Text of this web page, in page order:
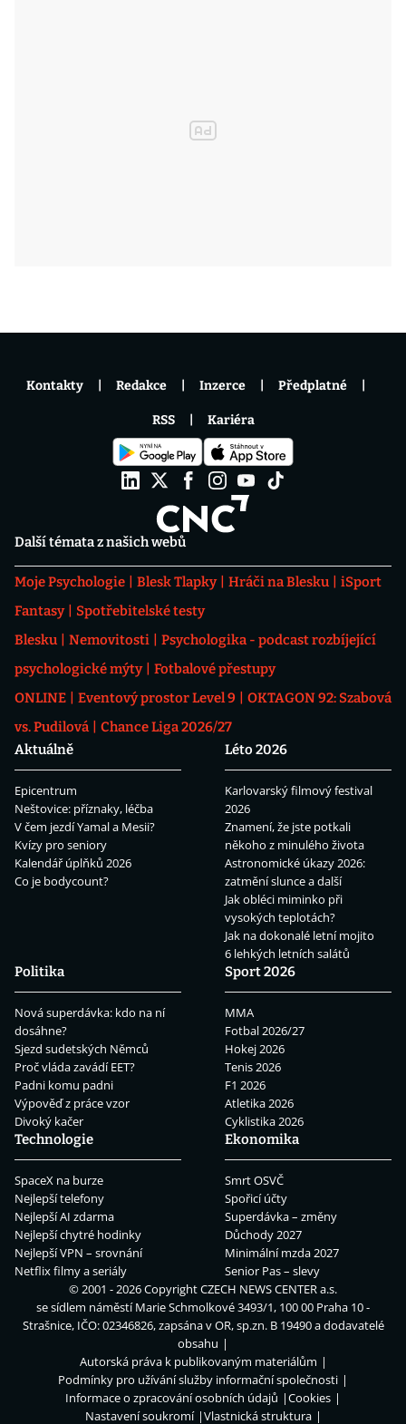
Další témata z našich webů
Moje Psychologie Blesk Tlapky Hráči na Blesku
iSport
Fantasy
Spotřebitelské testy
Blesku
Nemovitosti
Psychologika - podcast rozbíjející
psychologické mýty
Fotbalové přestupy
ONLINE
Eventový prostor Level 9
OKTAGON 92: Szabová
vs. Pudilová
Chance Liga 2026/27
Aktuálně
Epicentrum
Neštovice: příznaky, léčba
V čem jezdí Yamal a Mesii?
Kvízy pro seniory
Kalendář úplňků 2026
Co je bodycount?
Léto 2026
Karlovarský filmový festival
2026
Znamení, že jste potkali
někoho z minulého života
Astronomické úkazy 2026:
zatmění slunce a další
Jak obléci miminko při
vysokých teplotách?
Jak na dokonalé letní mojito
6 lehkých letních salátů
Politika
Nová superdávka: kdo na ní
dosáhne?
Sjezd sudetských Němců
Proč vláda zavádí EET?
Padni komu padni
Výpověď z práce vzor
Divoký kačer
Sport 2026
MMA
Fotbal 2026/27
Hokej 2026
Tenis 2026
F1 2026
Atletika 2026
Cyklistika 2026
Technologie
SpaceX na burze
Nejlepší telefony
Nejlepší AI zdarma
Nejlepší chytré hodinky
Nejlepší VPN – srovnání
Netflix filmy a seriály
Ekonomika
Smrt OSVČ
Spořicí účty
Superdávka – změny
Důchody 2027
Minimální mzda 2027
Senior Pas – slevy
Kontakty Redakce Inzerce Předplatné
RSS Kariéra
© 2001 - 2026 CopyrightCZECH NEWS CENTER a.s.
se sídlem náměstí Marie Schmolkové 3493/1, 100 00 Praha 10 -
Strašnice, IČO: 02346826, zapsána v OR, sp.zn. B 19490 a dodavatelé
obsahu
Autorská práva k publikovaným materiálům
Podmínky pro užívání služby informační společnosti
Informace o zpracování osobních údajů
Cookies
Nastavení soukromí
Vlastnická struktura